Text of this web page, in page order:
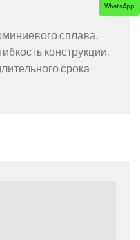
сплава.
конструкции,
срока
WhatsApp